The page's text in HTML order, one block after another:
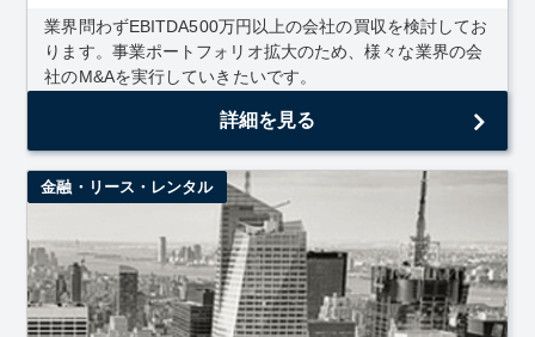
業界問わずEBITDA500万円以上の会社の買収を検討してお
ります。事業ポートフォリオ拡大のため、様々な業界の会
社のM&Aを実行していきたいです。
詳細を見る
金融・リース・レンタル